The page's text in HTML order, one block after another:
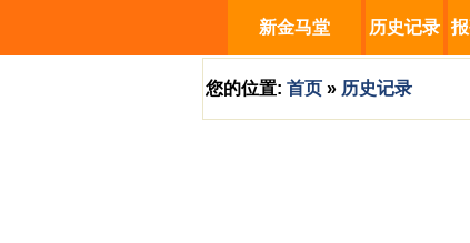
新金马堂 历史记录
您的位置: 首页 » 历史记录